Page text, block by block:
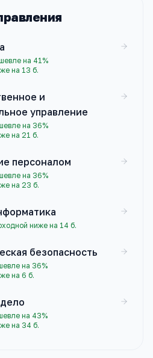
на 41%
на 13 б.
и
управление
на 36%
на 21 б.
персоналом
на 36%
на 23 б.
ниже на 14 б.
безопасность
на 36%
на 6 б.
на 43%
на 34 б.